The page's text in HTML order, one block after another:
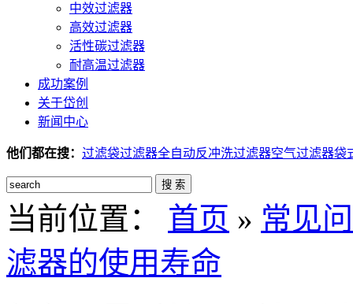
中效过滤器
高效过滤器
活性碳过滤器
耐高温过滤器
成功案例
关于岱创
新闻中心
他们都在搜： 过滤袋过滤器全自动反冲洗过滤器空气过滤器袋
搜 索
当前位置： 首页 » 常见
滤器的使用寿命